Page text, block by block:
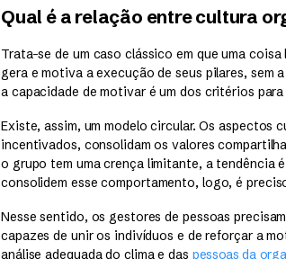
Qual é a relação entre cultura
Trata-se de um caso clássico em que uma
gera e motiva a execução de seus pilares, sem
a capacidade de motivar é um dos critérios
Existe, assim, um modelo circular. Os aspectos
incentivados, consolidam os valores
o grupo tem uma crença limitante, a tendência
consolidem esse comportamento, logo, é
Nesse sentido, os gestores de pessoas
capazes de unir os indivíduos e de reforçar a
análise adequada do clima e das pessoas da